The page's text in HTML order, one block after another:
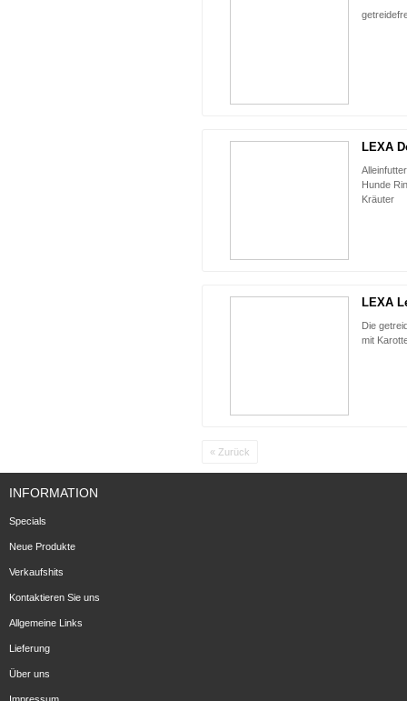
LEXA
Hunde
Kräuter
LEXA
Die
mit
« Zurück
INFORMATION
Specials
Neue Produkte
Verkaufshits
Kontaktieren Sie uns
Allgemeine Links
Lieferung
Über uns